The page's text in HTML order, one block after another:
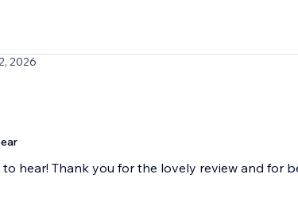
2026
to hear! Thank you for the lovely review and for